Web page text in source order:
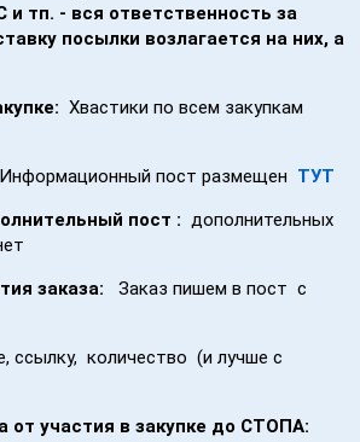
и тп. - вся ответственность за
посылки возлагается на них, а
Хвастики по всем закупкам
Информационный пост размещен ТУТ
пост : дополнительных
заказа:
Заказ пишем в пост с
ссылку, количество (и лучше с
от участия в закупке до СТОПА: